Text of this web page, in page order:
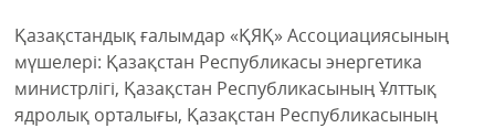
Қазақстандық ғалымдар «ҚЯҚ» Ассоциациясының
мүшелері: Қазақстан Республикасы энергетика
министрлігі, Қазақстан Республикасының Ұлттық
ядролық орталығы, Қазақстан Республикасының